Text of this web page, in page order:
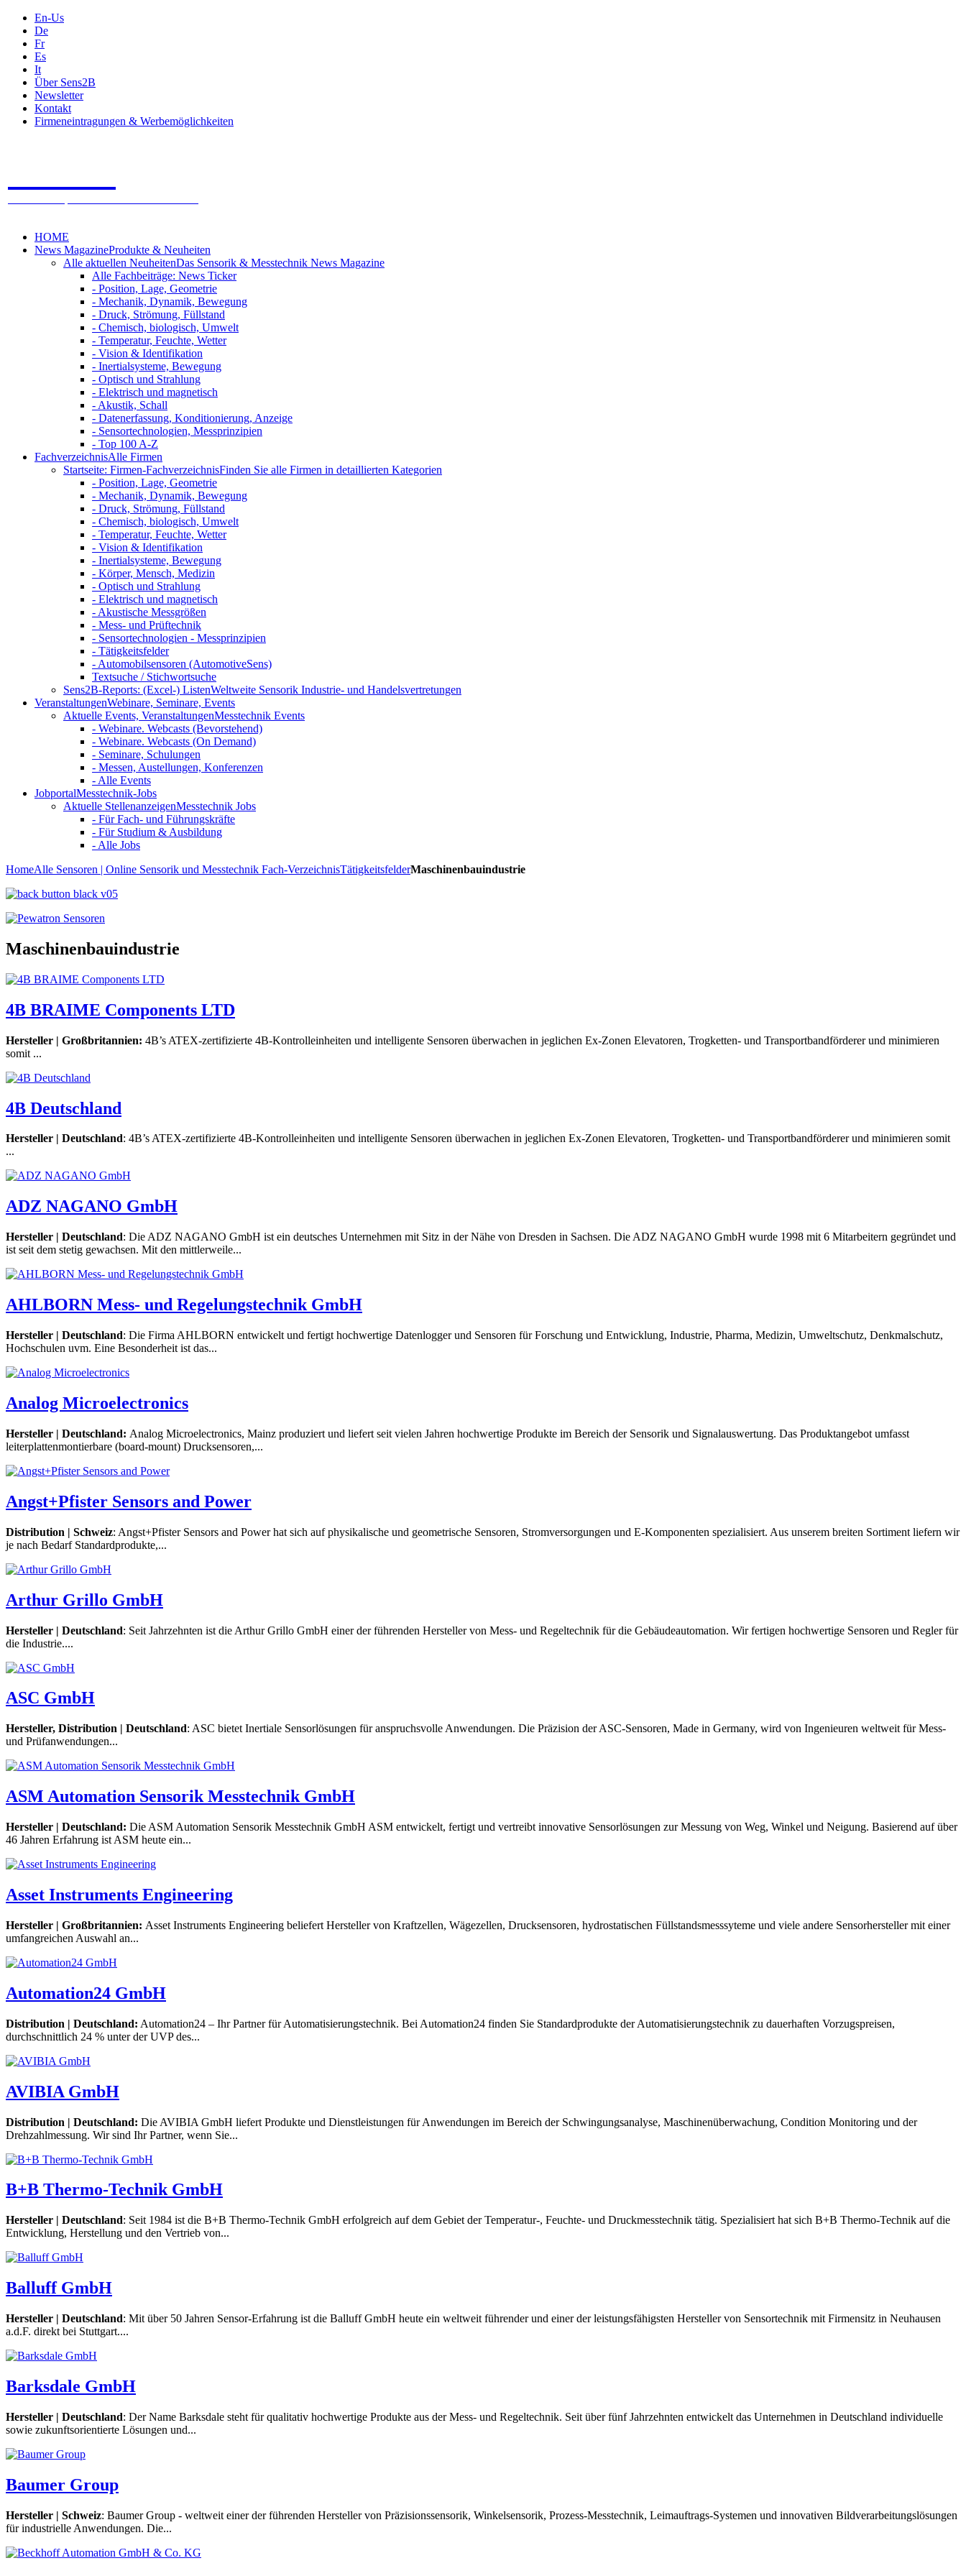
En-Us
De
Fr
Es
It
Über Sens2B
Newsletter
Kontakt
Firmeneintragungen & Werbemöglichkeiten
HOME
News MagazineProdukte & Neuheiten
Alle aktuellen NeuheitenDas Sensorik & Messtechnik News Magazine
Alle Fachbeiträge: News Ticker
- Position, Lage, Geometrie
- Mechanik, Dynamik, Bewegung
- Druck, Strömung, Füllstand
- Chemisch, biologisch, Umwelt
- Temperatur, Feuchte, Wetter
- Vision & Identifikation
- Inertialsysteme, Bewegung
- Optisch und Strahlung
- Elektrisch und magnetisch
- Akustik, Schall
- Datenerfassung, Konditionierung, Anzeige
- Sensortechnologien, Messprinzipien
- Top 100 A-Z
FachverzeichnisAlle Firmen
Startseite: Firmen-FachverzeichnisFinden Sie alle Firmen in detaillierten Kategorien
- Position, Lage, Geometrie
- Mechanik, Dynamik, Bewegung
- Druck, Strömung, Füllstand
- Chemisch, biologisch, Umwelt
- Temperatur, Feuchte, Wetter
- Vision & Identifikation
- Inertialsysteme, Bewegung
- Körper, Mensch, Medizin
- Optisch und Strahlung
- Elektrisch und magnetisch
- Akustische Messgrößen
- Mess- und Prüftechnik
- Sensortechnologien - Messprinzipien
- Tätigkeitsfelder
- Automobilsensoren (AutomotiveSens)
Textsuche / Stichwortsuche
Sens2B-Reports: (Excel-) ListenWeltweite Sensorik Industrie- und Handelsvertretungen
VeranstaltungenWebinare, Seminare, Events
Aktuelle Events, VeranstaltungenMesstechnik Events
- Webinare. Webcasts (Bevorstehend)
- Webinare. Webcasts (On Demand)
- Seminare, Schulungen
- Messen, Austellungen, Konferenzen
- Alle Events
JobportalMesstechnik-Jobs
Aktuelle StellenanzeigenMesstechnik Jobs
- Für Fach- und Führungskräfte
- Für Studium & Ausbildung
- Alle Jobs
HomeAlle Sensoren | Online Sensorik und Messtechnik Fach-VerzeichnisTätigkeitsfelderMaschinenbauindustrie
Maschinenbauindustrie
4B BRAIME Components LTD
Hersteller | Großbritannien: 4B’s ATEX-zertifizierte 4B-Kontrolleinheiten und intelligente Sensoren überwachen in jeglichen Ex-Zonen Elevatoren, Trogketten- und Transportbandförderer und minimieren
somit ...
4B Deutschland
Hersteller | Deutschland: 4B’s ATEX-zertifizierte 4B-Kontrolleinheiten und intelligente Sensoren überwachen in jeglichen Ex-Zonen Elevatoren, Trogketten- und Transportbandförderer und minimieren somit
...
ADZ NAGANO GmbH
Hersteller | Deutschland: Die ADZ NAGANO GmbH ist ein deutsches Unternehmen mit Sitz in der Nähe von Dresden in Sachsen. Die ADZ NAGANO GmbH wurde 1998 mit 6 Mitarbeitern gegründet und
ist seit dem stetig gewachsen. Mit den mittlerweile...
AHLBORN Mess- und Regelungstechnik GmbH
Hersteller | Deutschland: Die Firma AHLBORN entwickelt und fertigt hochwertige Datenlogger und Sensoren für Forschung und Entwicklung, Industrie, Pharma, Medizin, Umweltschutz, Denkmalschutz,
Hochschulen uvm. Eine Besonderheit ist das...
Analog Microelectronics
Hersteller | Deutschland: Analog Microelectronics, Mainz produziert und liefert seit vielen Jahren hochwertige Produkte im Bereich der Sensorik und Signalauswertung. Das Produktangebot umfasst
leiterplattenmontierbare (board-mount) Drucksensoren,...
Angst+Pfister Sensors and Power
Distribution | Schweiz: Angst+Pfister Sensors and Power hat sich auf physikalische und geometrische Sensoren, Stromversorgungen und E-Komponenten spezialisiert. Aus unserem breiten Sortiment liefern wir
je nach Bedarf Standardprodukte,...
Arthur Grillo GmbH
Hersteller | Deutschland: Seit Jahrzehnten ist die Arthur Grillo GmbH einer der führenden Hersteller von Mess- und Regeltechnik für die Gebäudeautomation. Wir fertigen hochwertige Sensoren und Regler für
die Industrie....
ASC GmbH
Hersteller, Distribution | Deutschland: ASC bietet Inertiale Sensorlösungen für anspruchsvolle Anwendungen. Die Präzision der ASC-Sensoren, Made in Germany, wird von Ingenieuren weltweit für Mess-
und Prüfanwendungen...
ASM Automation Sensorik Messtechnik GmbH
Hersteller | Deutschland: Die ASM Automation Sensorik Messtechnik GmbH ASM entwickelt, fertigt und vertreibt innovative Sensorlösungen zur Messung von Weg, Winkel und Neigung. Basierend auf über
46 Jahren Erfahrung ist ASM heute ein...
Asset Instruments Engineering
Hersteller | Großbritannien: Asset Instruments Engineering beliefert Hersteller von Kraftzellen, Wägezellen, Drucksensoren, hydrostatischen Füllstandsmesssyteme und viele andere Sensorhersteller mit einer
umfangreichen Auswahl an...
Automation24 GmbH
Distribution | Deutschland: Automation24 – Ihr Partner für Automatisierungstechnik. Bei Automation24 finden Sie Standardprodukte der Automatisierungstechnik zu dauerhaften Vorzugspreisen,
durchschnittlich 24 % unter der UVP des...
AVIBIA GmbH
Distribution | Deutschland: Die AVIBIA GmbH liefert Produkte und Dienstleistungen für Anwendungen im Bereich der Schwingungsanalyse, Maschinenüberwachung, Condition Monitoring und der
Drehzahlmessung. Wir sind Ihr Partner, wenn Sie...
B+B Thermo-Technik GmbH
Hersteller | Deutschland: Seit 1984 ist die B+B Thermo-Technik GmbH erfolgreich auf dem Gebiet der Temperatur-, Feuchte- und Druckmesstechnik tätig. Spezialisiert hat sich B+B Thermo-Technik auf die
Entwicklung, Herstellung und den Vertrieb von...
Balluff GmbH
Hersteller | Deutschland: Mit über 50 Jahren Sensor-Erfahrung ist die Balluff GmbH heute ein weltweit führender und einer der leistungsfähigsten Hersteller von Sensortechnik mit Firmensitz in Neuhausen
a.d.F. direkt bei Stuttgart....
Barksdale GmbH
Hersteller | Deutschland: Der Name Barksdale steht für qualitativ hochwertige Produkte aus der Mess- und Regeltechnik. Seit über fünf Jahrzehnten entwickelt das Unternehmen in Deutschland individuelle
sowie zukunftsorientierte Lösungen und...
Baumer Group
Hersteller | Schweiz: Baumer Group - weltweit einer der führenden Hersteller von Präzisionssensorik, Winkelsensorik, Prozess-Messtechnik, Leimauftrags-Systemen und innovativen Bildverarbeitungslösungen
für industrielle Anwendungen. Die...